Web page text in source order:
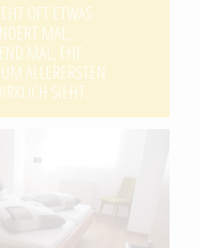
OFT ETWAS
MAL,
MAL, EHE
ALLERERSTEN
SIEHT.